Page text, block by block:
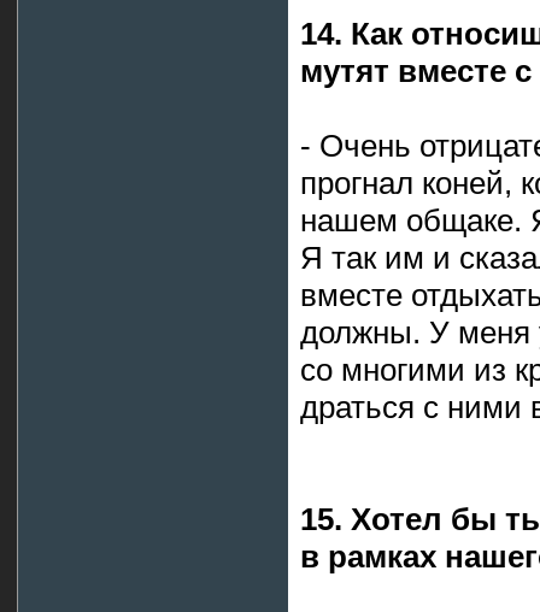
14. Как
мутят вместе с
- Очень
прогнал коней,
нашем общаке.
Я так им и
вместе
должны. У меня
со многими из
драться с ними
15. Хотел бы
в рамках